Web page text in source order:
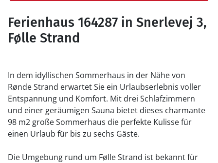
Ferienhaus 164287 in Snerlevej 3,
Følle Strand
In dem idyllischen Sommerhaus in der Nähe von
Rønde Strand erwartet Sie ein Urlaubserlebnis voller
Entspannung und Komfort. Mit drei Schlafzimmern
und einer geräumigen Sauna bietet dieses charmante
98 m2 große Sommerhaus die perfekte Kulisse für
einen Urlaub für bis zu sechs Gäste.
Die Umgebung rund um Følle Strand ist bekannt für